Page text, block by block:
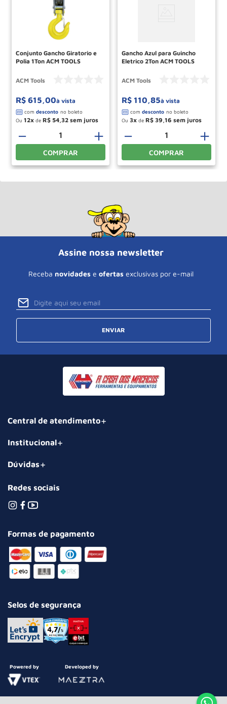
Conjunto Gancho Giratorio e
Polia 1Ton ACM TOOLS
ACM Tools
R$ 615,00à vista
Ou 12 de R$ 54 32
＋
－
COMPRAR
Gancho Azul para Guincho
Eletrico 2Ton ACM TOOLS
ACM Tools
R$ 110,85à vista
Ou 3 de R$ 39 16
＋
－
COMPRAR
Assine nossa newsletter
Receba novidades e ofertas exclusivas por e-mail
ENVIAR
Central de atendimento
Institucional
Dúvidas
Redes sociais
Formas de pagamento
Selos de segurança
Powered by Developed by